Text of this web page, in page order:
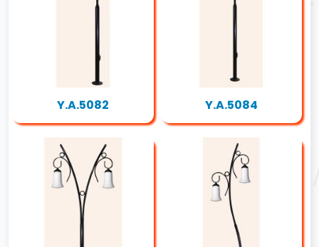
Y.A.5082 Y.A.5084